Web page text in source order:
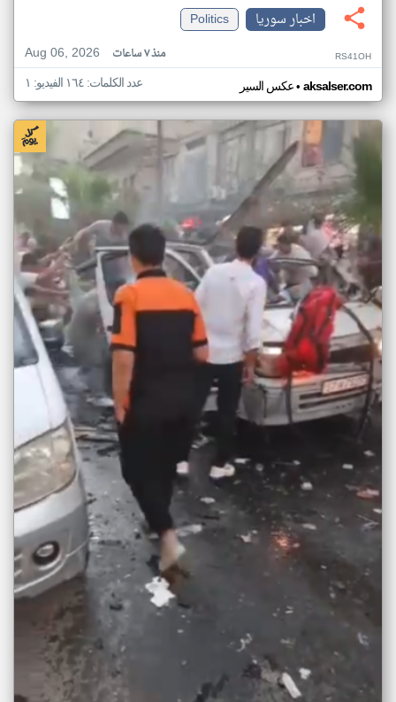
اخبار سوريا
Politics
Aug 06, 2026
منذ ٧ ساعات RS41OH
عكس السير• aksalser.com عدد الكلمات: ١٦٤ الفيديو: ١